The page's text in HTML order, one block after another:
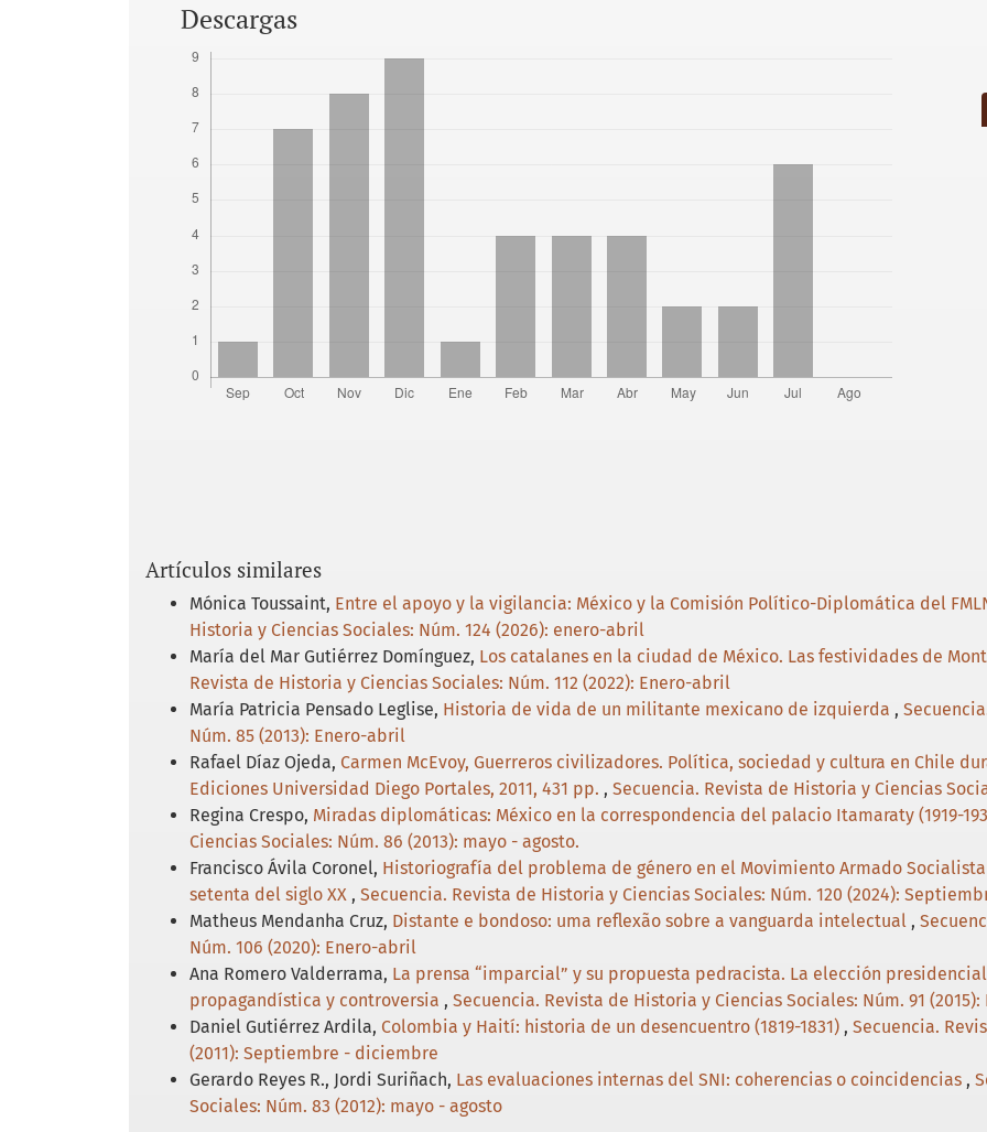
Descargas
Artículos similares
Mónica Toussaint, Entre el apoyo y la vigilancia: México y la Comisión Político-Diplomática del
Historia y Ciencias Sociales: Núm. 124 (2026): enero-abril
María del Mar Gutiérrez Domínguez, Los catalanes en la ciudad de México. Las festividades de
Revista de Historia y Ciencias Sociales: Núm. 112 (2022): Enero-abril
María Patricia Pensado Leglise, Historia de vida de un militante mexicano de izquierda ,
Núm. 85 (2013): Enero-abril
Rafael Díaz Ojeda, Carmen McEvoy, Guerreros civilizadores. Política, sociedad y cultura en Chile
Ediciones Universidad Diego Portales, 2011, 431 pp. , Secuencia. Revista de Historia y Ciencias
Regina Crespo, Miradas diplomáticas: México en la correspondencia del palacio Itamaraty (1919-
Ciencias Sociales: Núm. 86 (2013): mayo - agosto.
Francisco Ávila Coronel, Historiografía del problema de género en el Movimiento Armado Socialista
setenta del siglo XX , Secuencia. Revista de Historia y Ciencias Sociales: Núm. 120 (2024):
Matheus Mendanha Cruz, Distante e bondoso: uma reflexão sobre a vanguarda intelectual ,
Núm. 106 (2020): Enero-abril
Ana Romero Valderrama, La prensa “imparcial” y su propuesta pedracista. La elección
propagandística y controversia , Secuencia. Revista de Historia y Ciencias Sociales: Núm. 91
Daniel Gutiérrez Ardila, Colombia y Haití: historia de un desencuentro (1819-1831) , Secuencia.
(2011): Septiembre - diciembre
Gerardo Reyes R., Jordi Suriñach, Las evaluaciones internas del SNI: coherencias o coincidencias ,
Sociales: Núm. 83 (2012): mayo - agosto